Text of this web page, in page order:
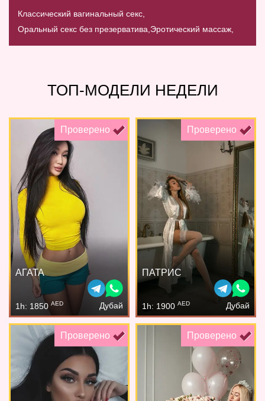
Классический вагинальный секс,
Оральный секс без презерватива, Эротический массаж,
ТОП-МОДЕЛИ НЕДЕЛИ
Проверено
АГАТА
1h: 1850 AED Дубай
Проверено
ПАТРИС
1h: 1900 AED Дубай
Проверено Проверено